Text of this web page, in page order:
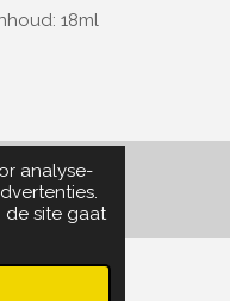
analyse-
de site gaat
18ml